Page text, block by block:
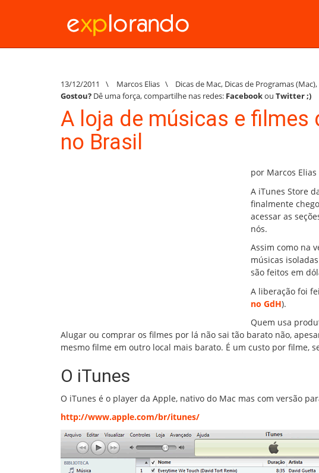
13/12/2011 \ Marcos Elias \ Dicas de Mac, Dicas de Programas (Mac),
Gostou? Dê uma força, compartilhe nas redes: Facebookou Twitter;)
A loja de músicas e filmes
no Brasil
por Marcos Elias
A iTunes Store
finalmente
acessar as
nós.
Assim como na
músicas
são feitos em
A liberação foi
no GdH).
Quem usa
Alugar ou comprar os filmes por lá não sai tão barato não,
mesmo filme em outro local mais barato. É um custo por filme,
O iTunes
O iTunes é o player da Apple, nativo do Mac mas com versão
http://www.apple.com/br/itunes/